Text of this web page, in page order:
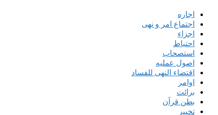
اجاره
اجتماع امر و نهی
اجزاء
احتیاط
استصحاب
اصول عملیه
اقتضاء النهی للفساد
اوامر
برائت
بطن قرآن
تخییر